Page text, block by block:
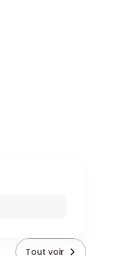
Tout voir